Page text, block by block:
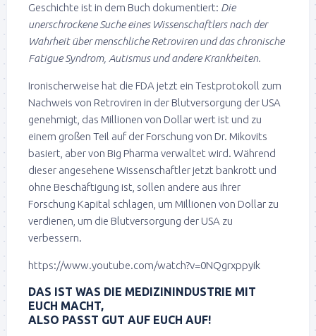
Geschichte ist in dem Buch dokumentiert: Die
unerschrockene Suche eines Wissenschaftlers nach der
Wahrheit über menschliche Retroviren und das chronische
Fatigue Syndrom, Autismus und andere Krankheiten.
Ironischerweise hat die FDA jetzt ein Testprotokoll zum
Nachweis von Retroviren in der Blutversorgung der USA
genehmigt, das Millionen von Dollar wert ist und zu
einem großen Teil auf der Forschung von Dr. Mikovits
basiert, aber von Big Pharma verwaltet wird. Während
dieser angesehene Wissenschaftler jetzt bankrott und
ohne Beschäftigung ist, sollen andere aus ihrer
Forschung Kapital schlagen, um Millionen von Dollar zu
verdienen, um die Blutversorgung der USA zu
verbessern.
https://www.youtube.com/watch?v=0NQgrxppyik
DAS IST WAS DIE MEDIZININDUSTRIE MIT
EUCH MACHT,
ALSO PASST GUT AUF EUCH AUF!